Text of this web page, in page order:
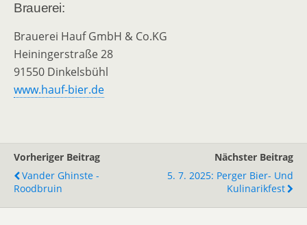
Brauerei:
Brauerei Hauf GmbH & Co.KG
Heiningerstraße 28
91550 Dinkelsbühl
www.hauf-bier.de
Vorheriger Beitrag
Vander Ghinste -
Roodbruin
Nächster Beitrag
5. 7. 2025: Perger Bier- Und
Kulinarikfest